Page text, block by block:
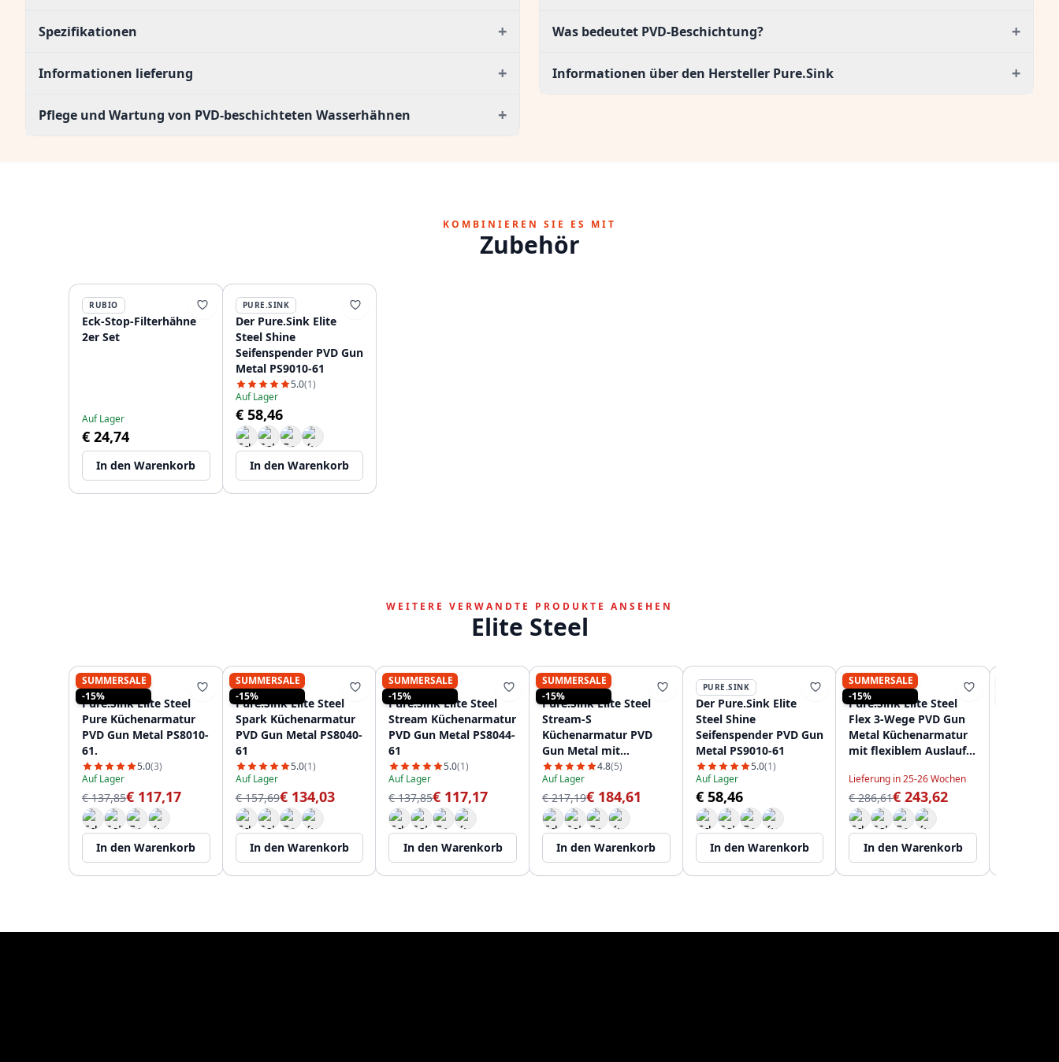
Spezifikationen +
Informationen lieferung +
Pflege und Wartung von PVD-beschichteten Wasserhähnen +
Was bedeutet PVD-Beschichtung? +
Informationen über den Hersteller Pure.Sink +
KOMBINIEREN SIE ES MIT
Zubehör
RUBIO
Eck-Stop-Filterhähne
2er Set
Auf Lager
€ 24,74
In den Warenkorb
PURE.SINK
Der Pure.Sink Elite
Steel Shine
Seifenspender PVD Gun
Metal PS9010-61
5.0(1)
Auf Lager
€ 58,46
In den Warenkorb
WEITERE VERWANDTE PRODUKTE ANSEHEN
Elite Steel
SUMMERSALE
-15%
PURE.SINK
Pure.Sink Elite Steel
Pure Küchenarmatur
PVD Gun Metal PS8010-
61.
5.0(3)
Auf Lager
€ 137,85€ 117,17
In den Warenkorb
SUMMERSALE
-15%
PURE.SINK
Pure.Sink Elite Steel
Spark Küchenarmatur
PVD Gun Metal PS8040-
61
5.0(1)
Auf Lager
€ 157,69€ 134,03
In den Warenkorb
SUMMERSALE
-15%
PURE.SINK
Pure.Sink Elite Steel
Stream Küchenarmatur
PVD Gun Metal PS8044-
61
5.0(1)
Auf Lager
€ 137,85€ 117,17
In den Warenkorb
SUMMERSALE
-15%
PURE.SINK
Pure.Sink Elite Steel
Stream-S
Küchenarmatur PVD
Gun Metal mit
ausziehbarem Auslauf
PS8045-61
4.8(5)
Auf Lager
€ 217,19€ 184,61
In den Warenkorb
PURE.SINK
Der Pure.Sink Elite
Steel Shine
Seifenspender PVD Gun
Metal PS9010-61
5.0(1)
Auf Lager
€ 58,46
In den Warenkorb
SUMMERSALE
-15%
PURE.SINK
Pure.Sink Elite Steel
Flex 3-Wege PVD Gun
Metal Küchenarmatur
mit flexiblem Auslauf
Wasser PS8110-61
Lieferung in 25-26 Wochen
€ 286,61€ 243,62
In den Warenkorb